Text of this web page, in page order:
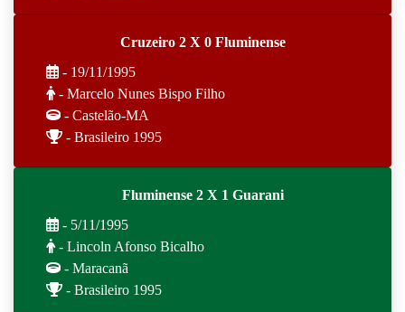
Cruzeiro 2 X 0 Fluminense
- 19/11/1995
- Marcelo Nunes Bispo Filho
- Castelão-MA
- Brasileiro 1995
Fluminense 2 X 1 Guarani
- 5/11/1995
- Lincoln Afonso Bicalho
- Maracanã
- Brasileiro 1995